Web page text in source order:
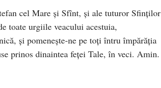
cel Mare şi Sfînt, şi ale tuturor Sfinţilor
toate urgiile veacului acestuia,
şi pomeneşte-ne pe toţi întru împărăţia
prinos dinaintea feţei Tale, în veci. Amin.